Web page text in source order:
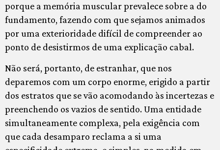
porque a memória muscular prevalece sobre a do
fundamento, fazendo com que sejamos animados
por uma exterioridade difícil de compreender ao
ponto de desistirmos de uma explicação cabal.
Não será, portanto, de estranhar, que nos
deparemos com um corpo enorme, erigido a partir
dos estratos que se vão acomodando às incertezas e
preenchendo os vazios de sentido. Uma entidade
simultaneamente complexa, pela exigência com
que cada desamparo reclama a si uma